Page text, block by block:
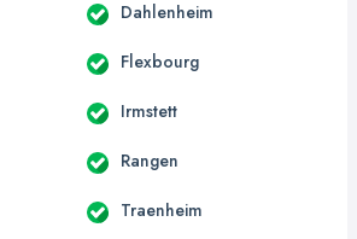
Dahlenheim
Flexbourg
Irmstett
Rangen
Traenheim